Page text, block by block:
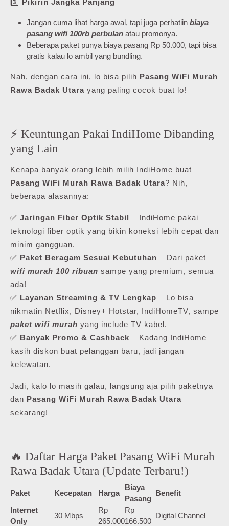
Jangan cuma lihat harga awal, tapi juga perhatiin biaya
pasang wifi 100rb perbulan atau promonya.
Beberapa paket punya biaya pasang Rp 50.000, tapi bisa
gratis kalau lo ambil yang bundling.
Nah, dengan cara ini, lo bisa pilih Pasang WiFi Murah
Rawa Badak Utara yang paling cocok buat lo!
⚡ Keuntungan Pakai IndiHome Dibanding
yang Lain
Kenapa banyak orang lebih milih IndiHome buat
Pasang WiFi Murah Rawa Badak Utara? Nih,
beberapa alasannya:
✅ Jaringan Fiber Optik Stabil – IndiHome pakai
teknologi fiber optik yang bikin koneksi lebih cepat dan
minim gangguan.
✅ Paket Beragam Sesuai Kebutuhan – Dari paket
wifi murah 100 ribuan sampe yang premium, semua
ada!
✅ Layanan Streaming & TV Lengkap – Lo bisa
nikmatin Netflix, Disney+ Hotstar, IndiHomeTV, sampe
paket wifi murah yang include TV kabel.
✅ Banyak Promo & Cashback – Kadang IndiHome
kasih diskon buat pelanggan baru, jadi jangan
kelewatan.
Jadi, kalo lo masih galau, langsung aja pilih paketnya
dan Pasang WiFi Murah Rawa Badak Utara
sekarang!
🔥 Daftar Harga Paket Pasang WiFi Murah
Rawa Badak Utara (Update Terbaru!)
Paket Kecepatan Harga
Biaya
Pasang
Benefit
Internet
Only
30 Mbps
Rp
265.000
Rp
166.500
Digital Channel